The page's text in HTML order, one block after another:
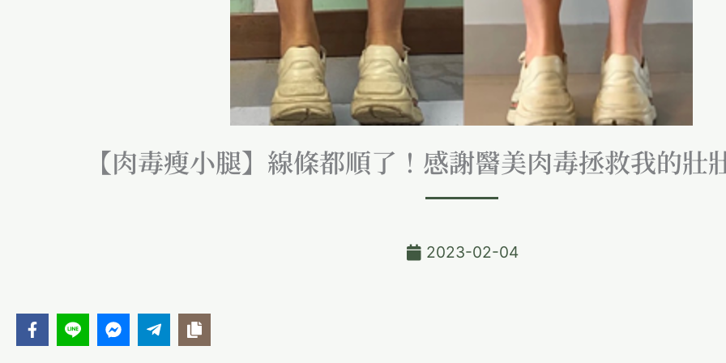
【肉毒瘦小腿】線條都順了！感謝醫美肉毒拯救我的壯
2023-02-04